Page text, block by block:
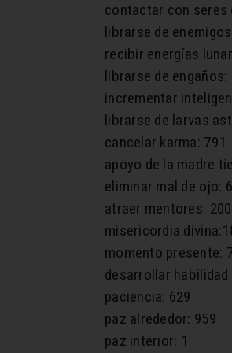
contactar con
librarse de
recibir energías
librarse de engaños:
incrementar
librarse de larvas
cancelar karma: 791
apoyo de la madre
eliminar mal de ojo:
atraer mentores:
misericordia
momento presente:
desarrollar habilidad
paciencia: 629
paz alrededor: 959
paz interior: 1